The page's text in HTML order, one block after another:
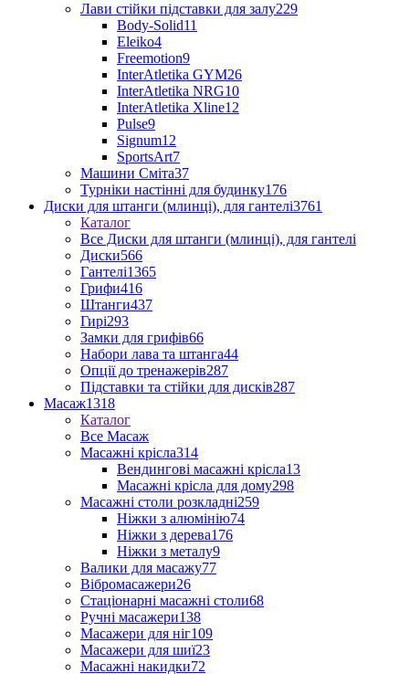
Лави стійки підставки для залу229
Body-Solid11
Eleiko4
Freemotion9
InterAtletika GYM26
InterAtletika NRG10
InterAtletika Xline12
Pulse9
Signum12
SportsArt7
Машини Сміта37
Турніки настінні для будинку176
Диски для штанги (млинці), для гантелі3761
Каталог
Все Диски для штанги (млинці), для гантелі
Диски566
Гантелі1365
Грифи416
Штанги437
Гирі293
Замки для грифів66
Набори лава та штанга44
Опції до тренажерів287
Підставки та стійки для дисків287
Масаж1318
Каталог
Все Масаж
Масажні крісла314
Вендингові масажні крісла13
Масажні крісла для дому298
Масажні столи розкладні259
Ніжки з алюмінію74
Ніжки з дерева176
Ніжки з металу9
Валики для масажу77
Вібромасажери26
Стаціонарні масажні столи68
Ручні масажери138
Масажери для ніг109
Масажери для шиї23
Масажні накидки72